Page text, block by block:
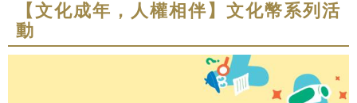
【文化成年，人權相伴】文化幣系列活
動